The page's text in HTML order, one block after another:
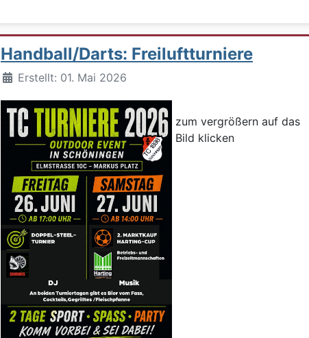
Handball/Darts: Freiluftturniere
DetailsErstellt: 01. Mai 2026
zum vergrößern auf das
Bild klicken